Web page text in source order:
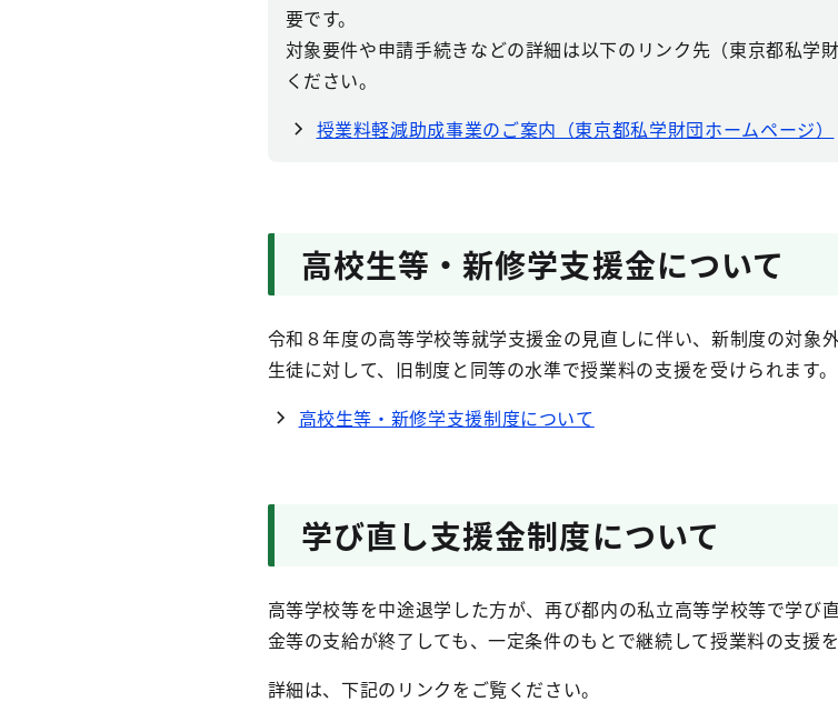
要です。
対象要件や申請手続きなどの詳細は以下のリンク先（東京都私学
ください。
授業料軽減助成事業のご案内（東京都私学財団ホームページ）
高校生等・新修学支援金について
令和８年度の高等学校等就学支援金の見直しに伴い、新制度の対象
生徒に対して、旧制度と同等の水準で授業料の支援を受けられます。
高校生等・新修学支援制度について
学び直し支援金制度について
高等学校等を中途退学した方が、再び都内の私立高等学校等で学び
金等の支給が終了しても、一定条件のもとで継続して授業料の支援
詳細は、下記のリンクをご覧ください。